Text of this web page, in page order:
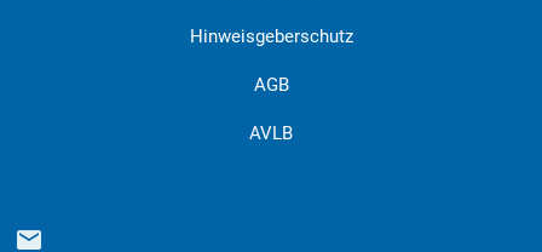
Hinweisgeberschutz
AGB
AVLB